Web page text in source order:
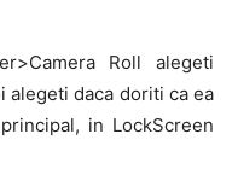
Roll alegeti
alegeti daca doriti ca ea
in LockScreen